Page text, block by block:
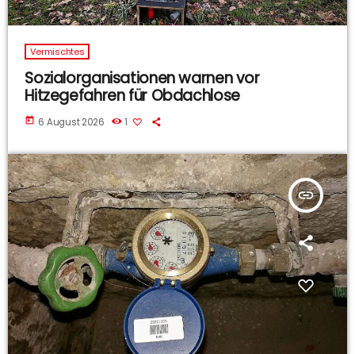
Vermischtes
Sozialorganisationen warnen vor
Hitzegefahren für Obdachlose
today 6 August 2026 1
insert_link